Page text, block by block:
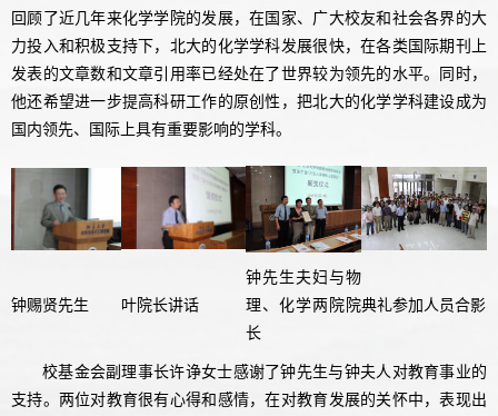
回顾了近几年来化学学院的发展，在国家、广大校友和社会各界的大
力投入和积极支持下，北大的化学学科发展很快，在各类国际期刊上
发表的文章数和文章引用率已经处在了世界较为领先的水平。同时，
他还希望进一步提高科研工作的原创性，把北大的化学学科建设成为
国内领先、国际上具有重要影响的学科。
钟赐贤先生 叶院长讲话
钟先生夫妇与物
理、化学两院院
长
典礼参加人员合影
校基金会副理事长许诤女士感谢了钟先生与钟夫人对教育事业的
支持。两位对教育很有心得和感情，在对教育发展的关怀中，表现出